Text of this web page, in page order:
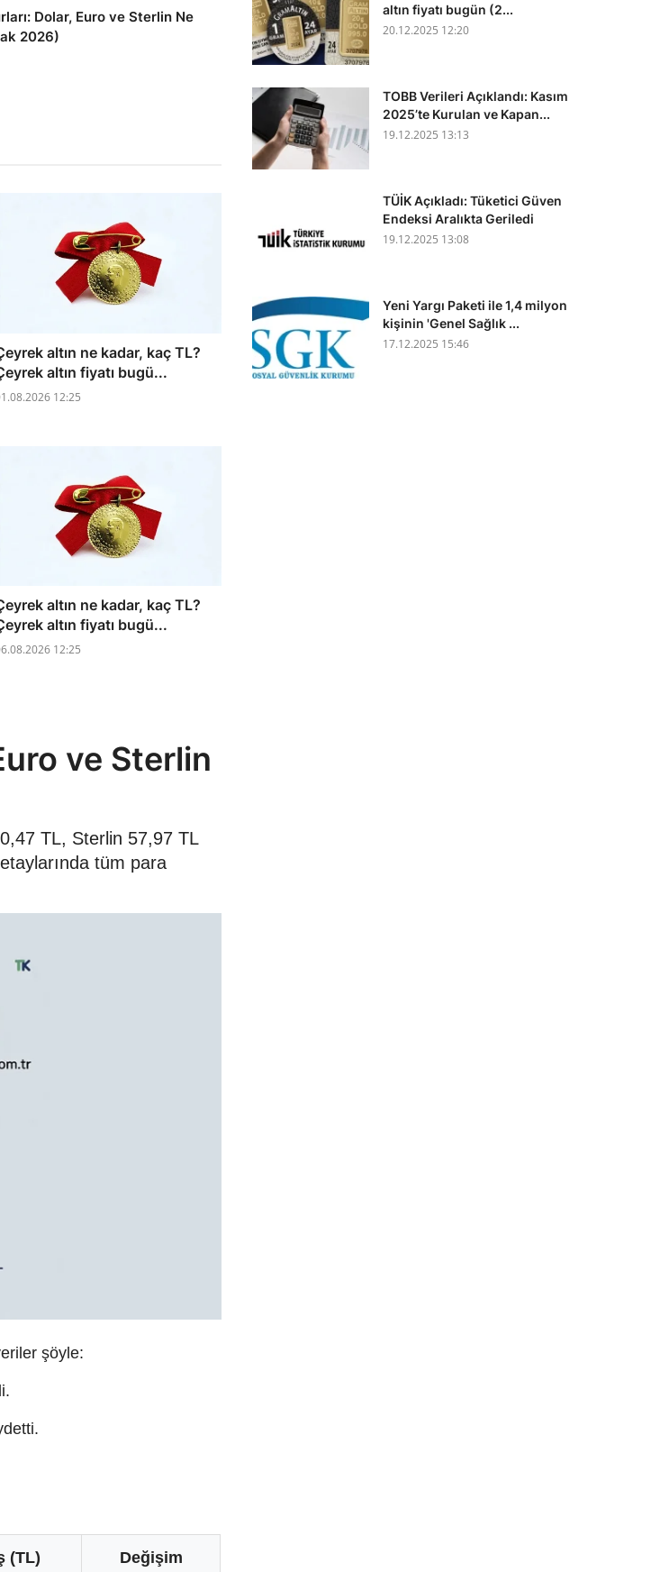
Dolar, Euro ve Sterlin Ne
2026)
altın ne kadar, kaç TL?
altın fiyatı bugü...
12:25
altın ne kadar, kaç TL?
altın fiyatı bugü...
12:25
ve Sterlin
TL, Sterlin 57,97 TL
tüm para
şöyle:
(TL) Değişim
altın fiyatı bugün (2...
20.12.2025 12:20
TOBB Verileri Açıklandı: Kasım
2025’te Kurulan ve Kapan...
19.12.2025 13:13
TÜİK Açıkladı: Tüketici Güven
Endeksi Aralıkta Geriledi
19.12.2025 13:08
Yeni Yargı Paketi ile 1,4 milyon
kişinin 'Genel Sağlık ...
17.12.2025 15:46